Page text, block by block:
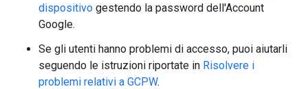
dispositivo gestendo la password dell'Account
Google.
Se gli utenti hanno problemi di accesso, puoi aiutarli
seguendo le istruzioni riportate in Risolvere i
problemi relativi a GCPW.